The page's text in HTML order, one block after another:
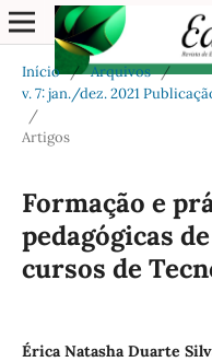
Início / Arquivos /
v. 7: jan./dez. 2021
/
Artigos
Formação e
pedagógicas
cursos de
Érica Natasha Duarte